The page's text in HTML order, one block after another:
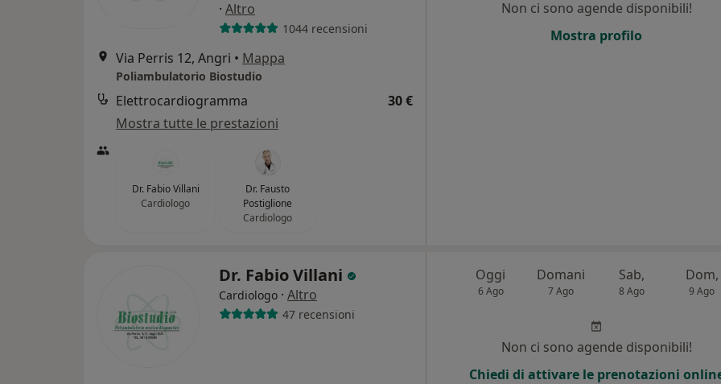
· Altro
1044 recensioni
Via Perris 12, Angri • Mappa
Poliambulatorio Biostudio
Elettrocardiogramma
30 €
Mostra tutte le prestazioni
Dr. Fabio Villani
Cardiologo
Dr. Fausto
Postiglione
Cardiologo
Non ci sono agende disponibili!
Mostra profilo
Dr. Fabio Villani
Cardiologo · Altro
47 recensioni
Oggi
6 Ago
Domani
7 Ago
Sab,
8 Ago
Dom,
9 Ago
Non ci sono agende disponibili!
Chiedi di attivare le prenotazioni